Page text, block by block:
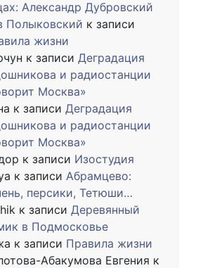
Александр Дубровский
Полыковский к записи
жизни
к записи Деградация
и радиостанции
Москва»
к записи Деградация
и радиостанции
Москва»
к записи Изостудия
к записи Абрамцево:
персики, Тетюши…
к записи Деревянный
в Подмосковье
к записи Правила жизни
Абакумова Евгения к